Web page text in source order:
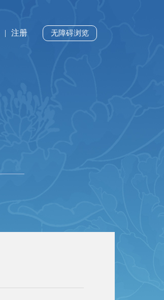
无障碍浏览
| 注册